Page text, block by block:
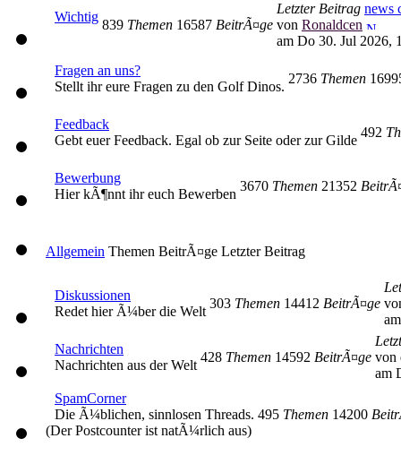
Wichtig
839 Themen 16587 BeitrÃ¤ge
Letzter Beitrag news
von Ronaldcen
am Do 30. Jul 2026,
Fragen an uns?
Stellt ihr eure Fragen zu den Golf Dinos.
2736 Themen
Feedback
Gebt euer Feedback. Egal ob zur Seite oder zur Gilde
492
Bewerbung
Hier kÃ¶nnt ihr euch Bewerben
3670 Themen 21352
Allgemein Themen BeitrÃ¤ge Letzter Beitrag
Diskussionen
Redet hier Ã¼ber die Welt
303 Themen 14412 BeitrÃ¤ge
Nachrichten
Nachrichten aus der Welt
428 Themen 14592 BeitrÃ¤ge von
am
SpamCorner
Die Ã¼blichen, sinnlosen Threads.
(Der Postcounter ist natÃ¼rlich aus)
495 Themen 14200